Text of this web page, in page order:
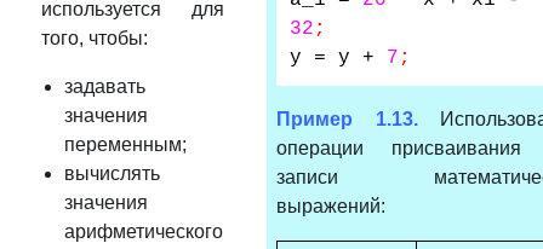
используется для
того, чтобы:
задавать
значения
переменным;
вычислять
значения
арифметического
32 ;
y = y + 7 ;
Пример 1.13.
операции присваивания
записи
выражений: